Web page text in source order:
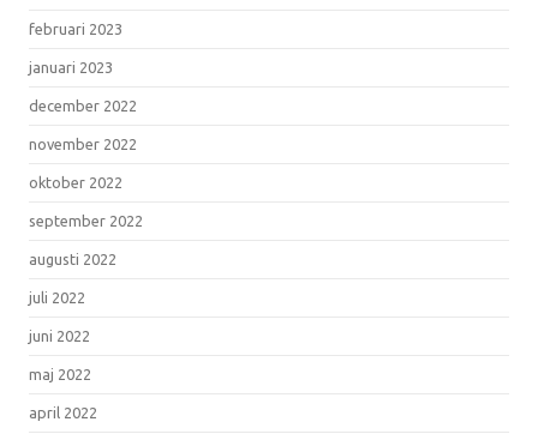
februari 2023
januari 2023
december 2022
november 2022
oktober 2022
september 2022
augusti 2022
juli 2022
juni 2022
maj 2022
april 2022